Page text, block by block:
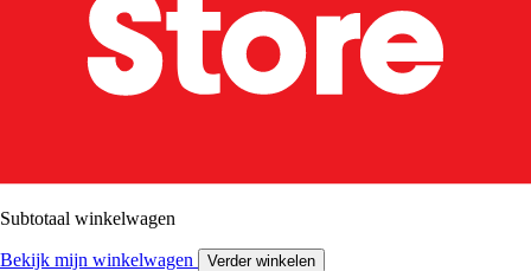
Subtotaal winkelwagen
Bekijk mijn winkelwagen Verder winkelen